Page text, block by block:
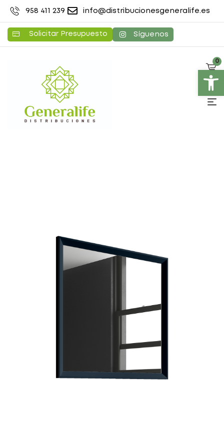
Abrir barra de herramientas
958 411 239 info@distribucionesgeneralife.es
Solicitar Presupuesto Síguenos
0